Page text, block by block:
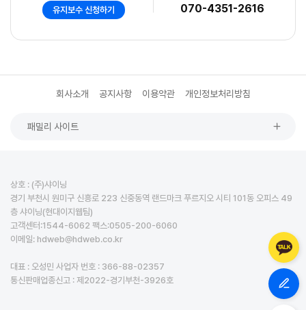
유지보수 신청하기 070-4351-2616
회사소개 공지사항 이용약관 개인정보처리방침
패밀리 사이트
상호 : (주)샤이닝
경기 부천시 원미구 신흥로 223 신중동역 랜드마크 푸르지오 시티 101동 오피스 49
층 샤이닝(현대이지웹팀)
고객센터:1544-6062 팩스:0505-200-6060
이메일: hdweb@hdweb.co.kr
대표 : 오성민 사업자 번호 : 366-88-02357
통신판매업종신고 : 제2022-경기부천-3926호